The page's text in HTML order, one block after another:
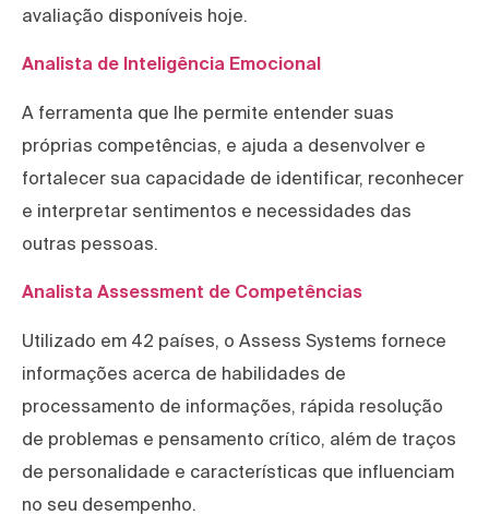
avaliação disponíveis hoje.
Analista de Inteligência Emocional
A ferramenta que lhe permite entender suas
próprias competências, e ajuda a desenvolver e
fortalecer sua capacidade de identificar, reconhecer
e interpretar sentimentos e necessidades das
outras pessoas.
Analista Assessment de Competências
Utilizado em 42 países, o Assess Systems fornece
informações acerca de habilidades de
processamento de informações, rápida resolução
de problemas e pensamento crítico, além de traços
de personalidade e características que influenciam
no seu desempenho.